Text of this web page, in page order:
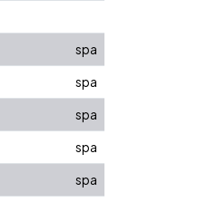
spa
spa
spa
spa
spa